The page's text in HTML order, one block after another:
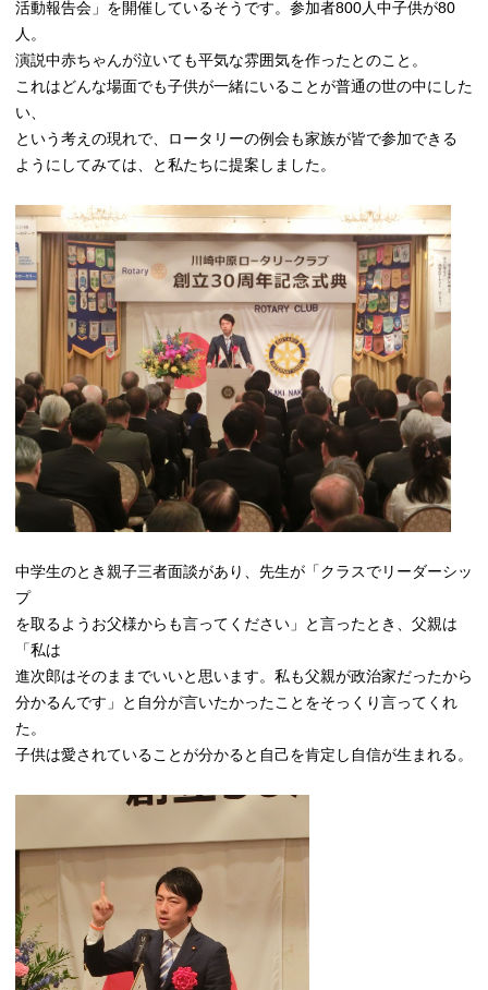
活動報告会」を開催しているそうです。参加者800人中子供が80
人。
演説中赤ちゃんが泣いても平気な雰囲気を作ったとのこと。
これはどんな場面でも子供が一緒にいることが普通の世の中にした
い、
という考えの現れで、ロータリーの例会も家族が皆で参加できる
ようにしてみては、と私たちに提案しました。
中学生のとき親子三者面談があり、先生が「クラスでリーダーシッ
プ
を取るようお父様からも言ってください」と言ったとき、父親は
「私は
進次郎はそのままでいいと思います。私も父親が政治家だったから
分かるんです」と自分が言いたかったことをそっくり言ってくれ
た。
子供は愛されていることが分かると自己を肯定し自信が生まれる。